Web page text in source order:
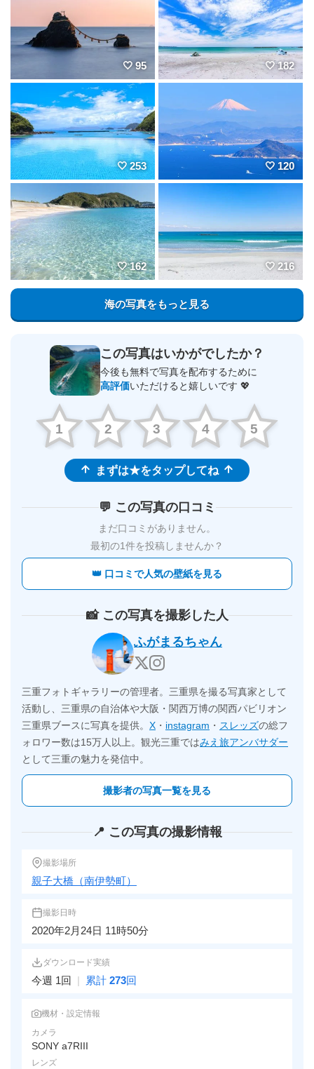
95 182
253 120
162 216
海の写真をもっと見る
この写真はいかがでしたか？
今後も無料で写真を配布するために
高評価いただけると嬉しいです 💖
1 2 3 4 5
まずは★をタップしてね
💬 この写真の口コミ
まだ口コミがありません。
最初の1件を投稿しませんか？
👑 口コミで人気の壁紙を見る
📸 この写真を撮影した人
ふがまるちゃん
三重フォトギャラリーの管理者。三重県を撮る写真家として
活動し、三重県の自治体や大阪・関西万博の関西パビリオン
三重県ブースに写真を提供。 X ・ instagram ・ スレッズの総フ
ォロワー数は15万人以上。観光三重ではみえ旅アンバサダー
として三重の魅力を発信中。
撮影者の写真一覧を見る
📍 この写真の撮影情報
撮影場所
親子大橋（南伊勢町）
撮影日時
2020年2月24日 11時50分
ダウンロード実績
今週 1回 | 累計 273回
機材・設定情報
カメラ
SONY a7RIII
レンズ